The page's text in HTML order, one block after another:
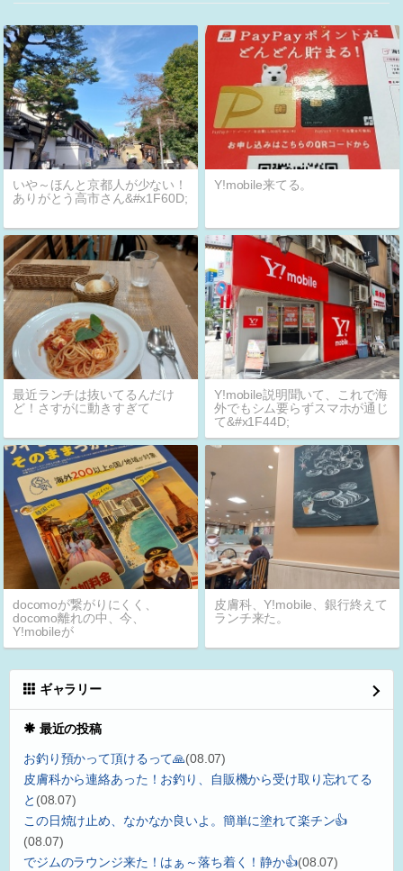
いや～ほんと京都人が少ない！
ありがとう高市さん&#x1F60D;
Y!mobile来てる。
最近ランチは抜いてるんだけ
ど！さすがに動きすぎて
Y!mobile説明聞いて、これで海
外でもシム要らずスマホが通じ
て&#x1F44D;
docomoが繋がりにくく、
docomo離れの中、今、
Y!mobileが
皮膚科、Y!mobile、銀行終えて
ランチ来た。
ギャラリー
最近の投稿
お釣り預かって頂けるって🙏(08.07)
皮膚科から連絡あった！お釣り、自販機から受け取り忘れてる
と (08.07)
この日焼け止め、なかなか良いよ。簡単に塗れて楽チン👍
(08.07)
でジムのラウンジ来た！はぁ～落ち着く！静か👍(08.07)